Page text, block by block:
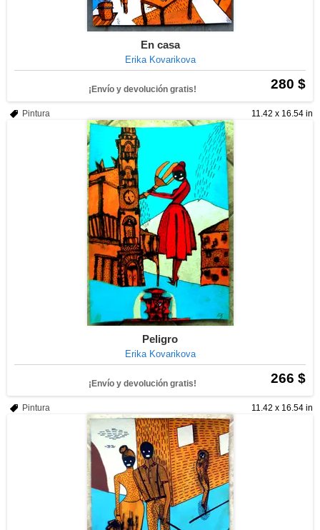
En casa
Erika Kovarikova
280 $
¡Envío y devolución gratis!
11.42 x 16.54 in
Pintura
Peligro
Erika Kovarikova
266 $
¡Envío y devolución gratis!
11.42 x 16.54 in
Pintura